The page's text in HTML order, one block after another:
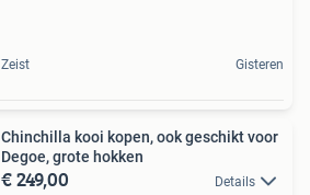
Zeist Gisteren
Chinchilla kooi kopen, ook geschikt voor
Degoe, grote hokken
€ 249,00 Details